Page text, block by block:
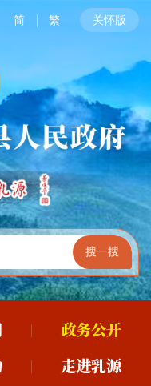
简 繁 关怀版
政务公开
走进乳源